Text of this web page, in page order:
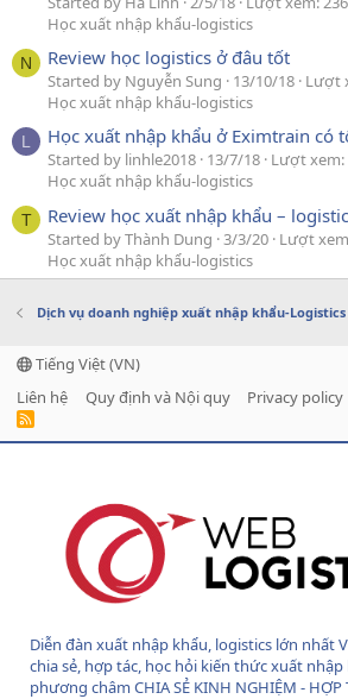
Học xuất nhập khẩu-logistics
N Review học logistics ở đâu tốt
Started by Nguyễn Sung 13/10/18 Lượt
Học xuất nhập khẩu-logistics
L Học xuất nhập khẩu ở Eximtrain có
Started by linhle2018 13/7/18 Lượt xem:
Học xuất nhập khẩu-logistics
T Review học xuất nhập khẩu –
Started by Thành Dung 3/3/20 Lượt
Học xuất nhập khẩu-logistics
Dịch vụ doanh nghiệp xuất nhập khẩu-Logistics
Tiếng Việt (VN)
Liên hệ
Quy định và Nội quy Privacy policy
R
Diễn đàn xuất nhập khẩu, logistics lớn nhất
chia sẻ, hợp tác, học hỏi kiến thức xuất nhập
phương châm CHIA SẺ KINH NGHIỆM - HỢP